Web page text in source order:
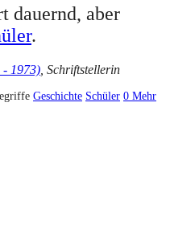
dauernd, aber
.
- 1973) , Schriftstellerin
Geschichte Schüler 0 Mehr